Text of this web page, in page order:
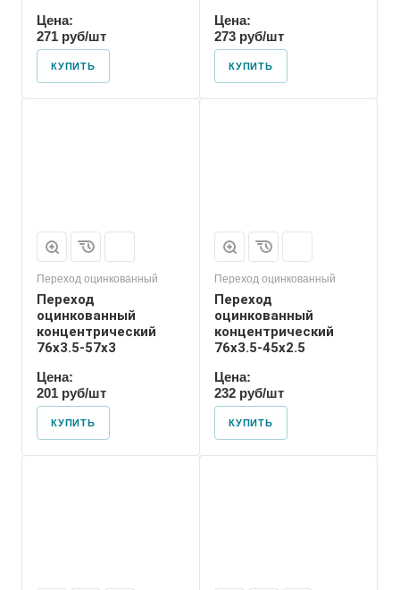
Цена:
271 руб/шт
КУПИТЬ
Цена:
273 руб/шт
КУПИТЬ
Переход оцинкованный
Переход
оцинкованный
концентрический
76х3.5-57х3
Цена:
201 руб/шт
КУПИТЬ
Переход оцинкованный
Переход
оцинкованный
концентрический
76х3.5-45х2.5
Цена:
232 руб/шт
КУПИТЬ